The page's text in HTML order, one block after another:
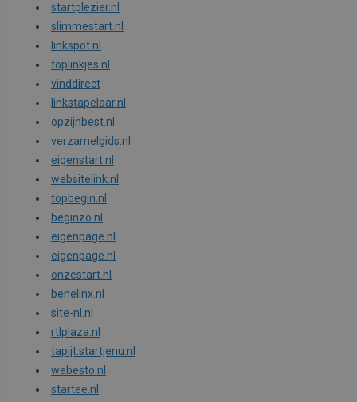
startplezier.nl
slimmestart.nl
linkspot.nl
toplinkjes.nl
vinddirect
linkstapelaar.nl
opzijnbest.nl
verzamelgids.nl
eigenstart.nl
websitelink.nl
topbegin.nl
beginzo.nl
eigenpage.nl
eigenpage.nl
onzestart.nl
benelinx.nl
site-nl.nl
rtlplaza.nl
tapijt.startjenu.nl
webesto.nl
startee.nl